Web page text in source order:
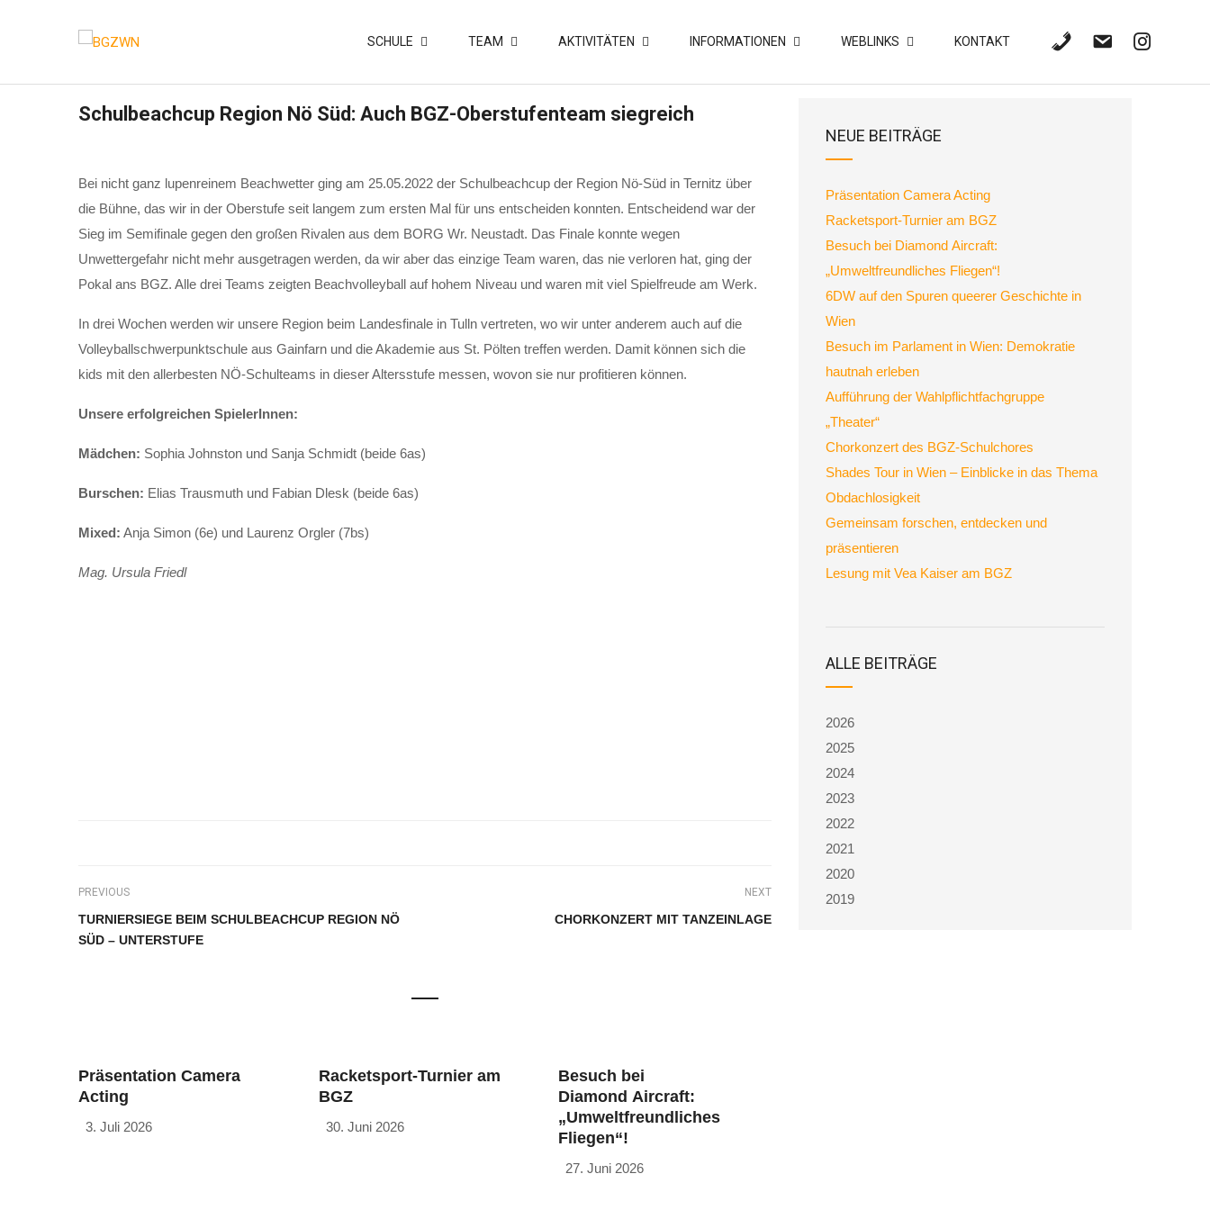
SCHULE TEAM AKTIVITÄTEN INFORMATIONEN WEBLINKS KONTAKT
Schulbeachcup Region Nö Süd: Auch BGZ-Oberstufenteam siegreich
Bei nicht ganz lupenreinem Beachwetter ging am 25.05.2022 der Schulbeachcup der Region Nö-Süd in Ternitz über
die Bühne, das wir in der Oberstufe seit langem zum ersten Mal für uns entscheiden konnten. Entscheidend war der
Sieg im Semifinale gegen den großen Rivalen aus dem BORG Wr. Neustadt. Das Finale konnte wegen
Unwettergefahr nicht mehr ausgetragen werden, da wir aber das einzige Team waren, das nie verloren hat, ging der
Pokal ans BGZ. Alle drei Teams zeigten Beachvolleyball auf hohem Niveau und waren mit viel Spielfreude am Werk.
In drei Wochen werden wir unsere Region beim Landesfinale in Tulln vertreten, wo wir unter anderem auch auf die
Volleyballschwerpunktschule aus Gainfarn und die Akademie aus St. Pölten treffen werden. Damit können sich die
kids mit den allerbesten NÖ-Schulteams in dieser Altersstufe messen, wovon sie nur profitieren können.
Unsere erfolgreichen SpielerInnen:
Mädchen: Sophia Johnston und Sanja Schmidt (beide 6as)
Burschen: Elias Trausmuth und Fabian Dlesk (beide 6as)
Mixed: Anja Simon (6e) und Laurenz Orgler (7bs)
Mag. Ursula Friedl
PREVIOUS
TURNIERSIEGE BEIM SCHULBEACHCUP REGION NÖ
SÜD – UNTERSTUFE
NEXT
CHORKONZERT MIT TANZEINLAGE
Präsentation Camera
Acting
3. Juli 2026
Racketsport-Turnier am
BGZ
30. Juni 2026
Besuch bei
Diamond Aircraft:
„Umweltfreundliches
Fliegen“!
27. Juni 2026
NEUE BEITRÄGE
Präsentation Camera Acting
Racketsport-Turnier am BGZ
Besuch bei Diamond Aircraft:
„Umweltfreundliches Fliegen“!
6DW auf den Spuren queerer Geschichte in
Wien
Besuch im Parlament in Wien: Demokratie
hautnah erleben
Aufführung der Wahlpflichtfachgruppe
„Theater“
Chorkonzert des BGZ-Schulchores
Shades Tour in Wien – Einblicke in das Thema
Obdachlosigkeit
Gemeinsam forschen, entdecken und
präsentieren
Lesung mit Vea Kaiser am BGZ
ALLE BEITRÄGE
2026
2025
2024
2023
2022
2021
2020
2019